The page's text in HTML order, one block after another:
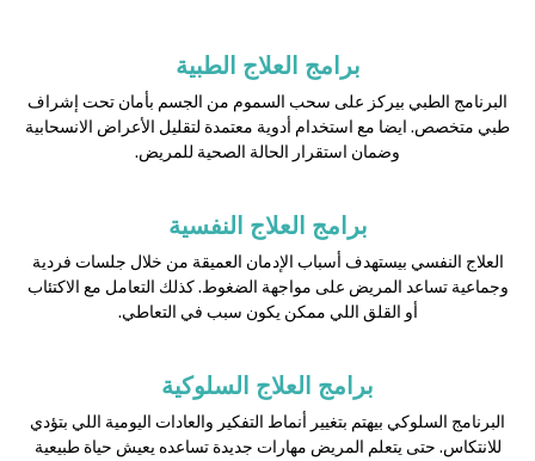
برامج العلاج الطبية
البرنامج الطبي بيركز على سحب السموم من الجسم بأمان تحت إشراف
طبي متخصص. ايضا مع استخدام أدوية معتمدة لتقليل الأعراض الانسحابية
وضمان استقرار الحالة الصحية للمريض.
برامج العلاج النفسية
العلاج النفسي بيستهدف أسباب الإدمان العميقة من خلال جلسات فردية
وجماعية تساعد المريض على مواجهة الضغوط. كذلك التعامل مع الاكتئاب
أو القلق اللي ممكن يكون سبب في التعاطي.
برامج العلاج السلوكية
البرنامج السلوكي بيهتم بتغيير أنماط التفكير والعادات اليومية اللي بتؤدي
للانتكاس. حتى يتعلم المريض مهارات جديدة تساعده يعيش حياة طبيعية